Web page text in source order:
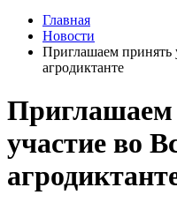
Главная
Новости
Приглашаем принять
агродиктанте
Приглашаем
участие во